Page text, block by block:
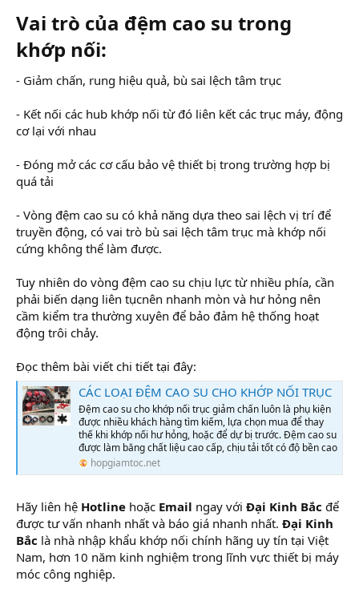
Vai trò của đệm cao su trong
khớp nối:​
- Giảm chấn, rung hiệu quả, bù sai lệch tâm trục
- Kết nối các hub khớp nối từ đó liên kết các trục máy, động
cơ lại với nhau
- Đóng mở các cơ cấu bảo vệ thiết bị trong trường hợp bị
quá tải
- Vòng đệm cao su có khả năng dựa theo sai lệch vị trí để
truyền động, có vai trò bù sai lệch tâm trục mà khớp nối
cứng không thể làm được.
Tuy nhiên do vòng đệm cao su chịu lực từ nhiều phía, cần
phải biến dạng liên tụcnên nhanh mòn và hư hỏng nên
cầm kiểm tra thường xuyên để bảo đảm hệ thống hoạt
động trôi chảy.
Đọc thêm bài viết chi tiết tại đây:
CÁC LOẠI ĐỆM CAO SU CHO KHỚP NỐI TRỤC
Đệm cao su cho khớp nối trục giảm chấn luôn là phụ kiện
được nhiều khách hàng tìm kiếm, lựa chọn mua để thay
thế khi khớp nối hư hỏng, hoặc để dự bị trước. Đệm cao su
được làm băng chất liệu cao cấp, chịu tải tốt có độ bền cao
hopgiamtoc.net
Hãy liên hệ Hotline hoặc Email ngay với Đại Kinh Bắc để
được tư vấn nhanh nhất và báo giá nhanh nhất. Đại Kinh
Bắc là nhà nhập khẩu khớp nối chính hãng uy tín tại Việt
Nam, hơn 10 năm kinh nghiệm trong lĩnh vực thiết bị máy
móc công nghiệp.